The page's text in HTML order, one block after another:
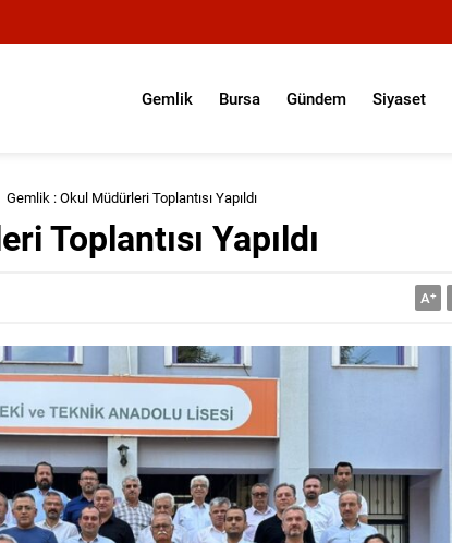
Gemlik Bursa Gündem Siyaset
Gemlik : Okul Müdürleri Toplantısı Yapıldı
Toplantısı Yapıldı
A+